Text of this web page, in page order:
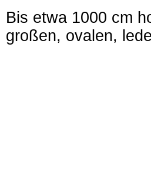
Bis etwa 1000 cm
großen, ovalen,